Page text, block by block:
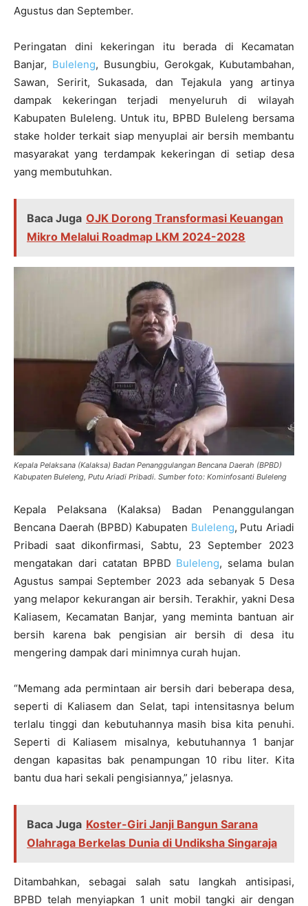
Agustus dan September.
Peringatan dini kekeringan itu berada di Kecamatan
Banjar, Buleleng, Busungbiu, Gerokgak, Kubutambahan,
Sawan, Seririt, Sukasada, dan Tejakula yang artinya
dampak kekeringan terjadi menyeluruh di wilayah
Kabupaten Buleleng. Untuk itu, BPBD Buleleng bersama
stake holder terkait siap menyuplai air bersih membantu
masyarakat yang terdampak kekeringan di setiap desa
yang membutuhkan.
Baca Juga OJK Dorong Transformasi Keuangan
Mikro Melalui Roadmap LKM 2024-2028
Kepala Pelaksana (Kalaksa) Badan Penanggulangan Bencana Daerah (BPBD)
Kabupaten Buleleng, Putu Ariadi Pribadi. Sumber foto: Kominfosanti Buleleng
Kepala Pelaksana (Kalaksa) Badan Penanggulangan
Bencana Daerah (BPBD) Kabupaten Buleleng, Putu Ariadi
Pribadi saat dikonfirmasi, Sabtu, 23 September 2023
mengatakan dari catatan BPBD Buleleng, selama bulan
Agustus sampai September 2023 ada sebanyak 5 Desa
yang melapor kekurangan air bersih. Terakhir, yakni Desa
Kaliasem, Kecamatan Banjar, yang meminta bantuan air
bersih karena bak pengisian air bersih di desa itu
mengering dampak dari minimnya curah hujan.
“Memang ada permintaan air bersih dari beberapa desa,
seperti di Kaliasem dan Selat, tapi intensitasnya belum
terlalu tinggi dan kebutuhannya masih bisa kita penuhi.
Seperti di Kaliasem misalnya, kebutuhannya 1 banjar
dengan kapasitas bak penampungan 10 ribu liter. Kita
bantu dua hari sekali pengisiannya,” jelasnya.
Baca Juga Koster-Giri Janji Bangun Sarana
Olahraga Berkelas Dunia di Undiksha Singaraja
Ditambahkan, sebagai salah satu langkah antisipasi,
BPBD telah menyiapkan 1 unit mobil tangki air dengan